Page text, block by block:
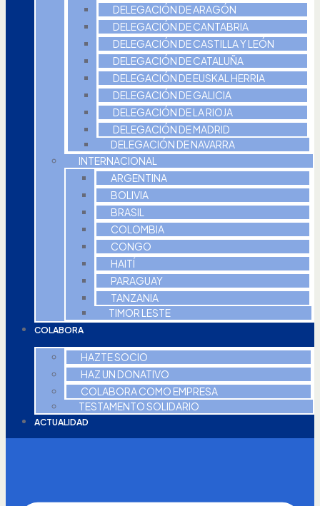
DELEGACIÓN DE ARAGÓN
DELEGACIÓN DE CANTABRIA
DELEGACIÓN DE CASTILLA Y LEÓN
DELEGACIÓN DE CATALUÑA
DELEGACIÓN DE EUSKAL HERRIA
DELEGACIÓN DE GALICIA
DELEGACIÓN DE LA RIOJA
DELEGACIÓN DE MADRID
DELEGACIÓN DE NAVARRA
INTERNACIONAL
ARGENTINA
BOLIVIA
BRASIL
COLOMBIA
CONGO
HAITÍ
PARAGUAY
TANZANIA
TIMOR LESTE
COLABORA
HAZTE SOCIO
HAZ UN DONATIVO
COLABORA COMO EMPRESA
TESTAMENTO SOLIDARIO
ACTUALIDAD